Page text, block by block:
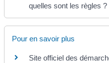
quelles sont les règles ?
Pour en savoir plus
Site officiel des